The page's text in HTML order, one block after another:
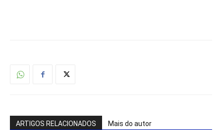
ARTIGOS RELACIONADOS Mais do autor